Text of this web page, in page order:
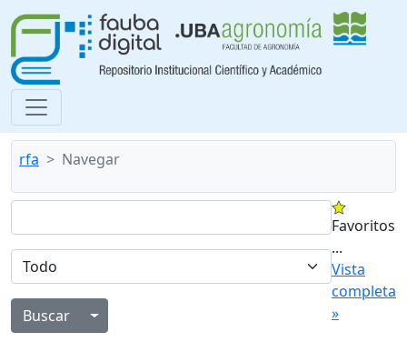
rfa Navegar
Alternar menú desplegable
Favoritos
...
Vista
completa
»